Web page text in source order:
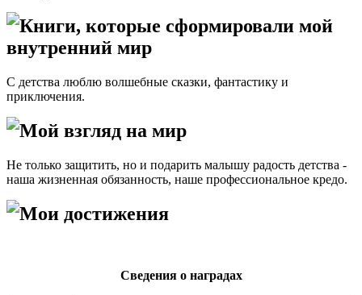
Книги, которые сформировали мой
внутренний мир
С детства люблю волшебные сказки, фантастику и
приключения.
Мой взгляд на мир
Не только защитить, но и подарить малышу радость детства -
наша жизненная обязанность, наше профессиональное кредо.
Мои достижения
Сведения о наградах